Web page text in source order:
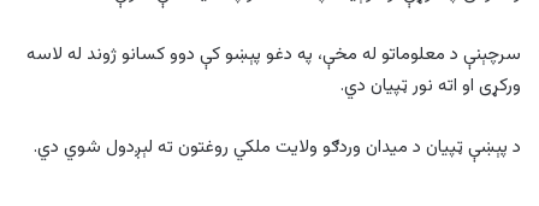
سرچېنې د معلوماتو له مخې، په دغو پېښو کې دوو کسانو ژوند له لاسه
ورکړی او اته نور ټپیان دي.
د پېښې ټپیان د میدان وردګو ولایت ملکي روغتون ته لېږدول شوي دي.